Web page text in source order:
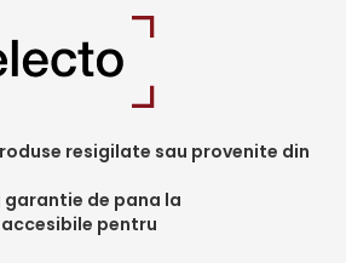
resigilate sau provenite din
garantie de pana la
pentru